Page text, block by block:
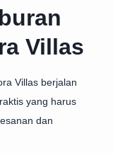
Villas
Villas berjalan
yang harus
dan